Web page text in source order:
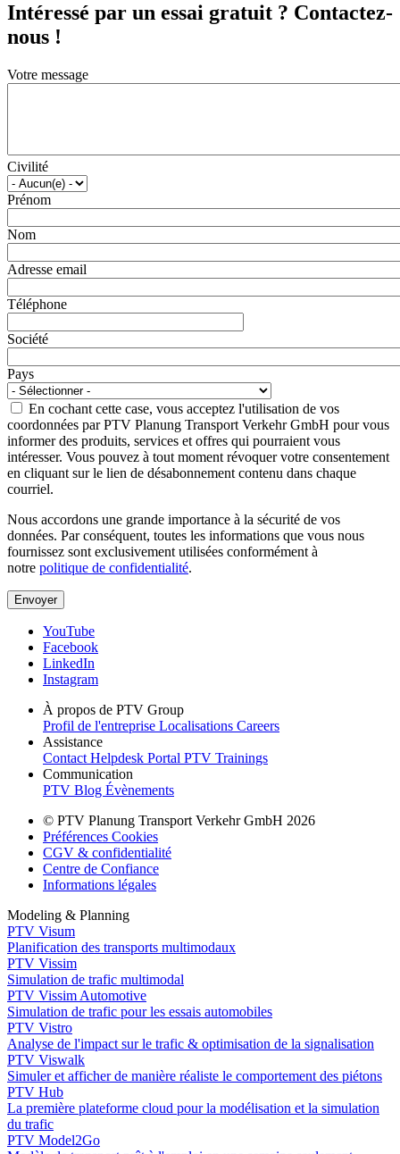
Intéressé par un essai gratuit ? Contactez-
nous !
Votre message
Civilité
Prénom
Nom
Adresse email
Téléphone
Société
Pays
En cochant cette case, vous acceptez l'utilisation de vos
coordonnées par PTV Planung Transport Verkehr GmbH pour vous
informer des produits, services et offres qui pourraient vous
intéresser. Vous pouvez à tout moment révoquer votre consentement
en cliquant sur le lien de désabonnement contenu dans chaque
courriel.
Nous accordons une grande importance à la sécurité de vos
données. Par conséquent, toutes les informations que vous nous
fournissez sont exclusivement utilisées conformément à
notre politique de confidentialité.
YouTube
Facebook
LinkedIn
Instagram
À propos de PTV Group
Profil de l'entreprise Localisations Careers
Assistance
Contact Helpdesk Portal PTV Trainings
Communication
PTV Blog Évènements
© PTV Planung Transport Verkehr GmbH 2026
Préférences Cookies
CGV & confidentialité
Centre de Confiance
Informations légales
Modeling & Planning
PTV Visum
Planification des transports multimodaux
PTV Vissim
Simulation de trafic multimodal
PTV Vissim Automotive
Simulation de trafic pour les essais automobiles
PTV Vistro
Analyse de l'impact sur le trafic & optimisation de la signalisation
PTV Viswalk
Simuler et afficher de manière réaliste le comportement des piétons
PTV Hub
La première plateforme cloud pour la modélisation et la simulation
du trafic
PTV Model2Go